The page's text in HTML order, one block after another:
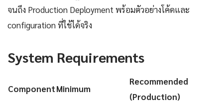
จนถึง Production Deployment พร้อมตัวอย่างโค้ดและ
configuration ที่ใช้ได้จริง
System Requirements
ComponentMinimum
Recommended
(Production)